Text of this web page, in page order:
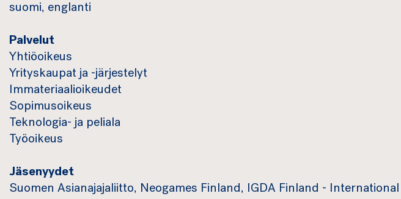
suomi, englanti
Palvelut
Yhtiöoikeus
Yrityskaupat ja -järjestelyt
Immateriaalioikeudet
Sopimusoikeus
Teknologia- ja peliala
Työoikeus
Jäsenyydet
Suomen Asianajajaliitto, Neogames Finland, IGDA Finland - International